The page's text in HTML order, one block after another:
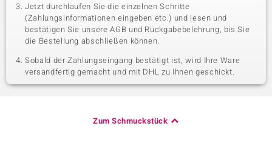
Jetzt durchlaufen Sie die einzelnen Schritte
(Zahlungsinformationen eingeben etc.) und lesen und
bestätigen Sie unsere AGB und Rückgabebelehrung, bis Sie
die Bestellung abschließen können.
Sobald der Zahlungseingang bestätigt ist, wird Ihre Ware
versandfertig gemacht und mit DHL zu Ihnen geschickt.
Zum Schmuckstück